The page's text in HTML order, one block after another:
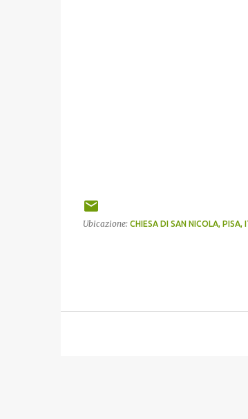
Ubicazione: CHIESA DI SAN NICOLA, PISA,